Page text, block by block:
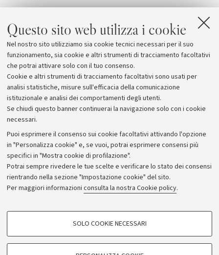
Questo sito web utilizza i cookie
Nel nostro sito utilizziamo sia cookie tecnici necessari per il suo
funzionamento, sia cookie e altri strumenti di tracciamento facoltativi
che potrai attivare solo con il tuo consenso.
Cookie e altri strumenti di tracciamento facoltativi sono usati per
analisi statistiche, misure sull'efficacia della comunicazione
istituzionale e analisi dei comportamenti degli utenti.
Se chiudi questo banner continuerai la navigazione solo con i cookie
necessari.
Puoi esprimere il consenso sui cookie facoltativi attivando l'opzione
in "Personalizza cookie" e, se vuoi, potrai esprimere consensi più
specifici in "Mostra cookie di profilazione".
Potrai sempre rivedere le tue scelte e verificare lo stato dei consensi
rientrando nella sezione "Impostazione cookie" del sito.
Per maggiori informazioni consulta la nostra Cookie policy.
COOKIE DI PROFILAZIONE - FACOLTATIVI
SOLO COOKIE NECESSARI
luglio, alle 15:30 presso la chiesa di San Paolo Ravone,
in via Andrea Costa 89, a Bologna.
Archivio
Comunicati stampa
Redazione
Rassegna stampa